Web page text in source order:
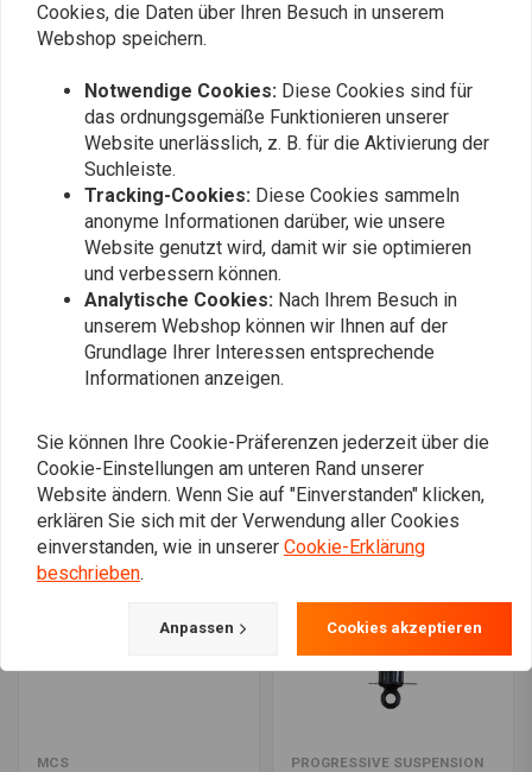
€165,57
PROGRESSIVE SUSPENSION
Stoßdämpfersatz Der
FL/FLH/FX/FXWG
KODLIN
MCS PROGRESSIVE SUSPENSION
Cookies, die Daten über Ihren Besuch in unserem
Webshop speichern.
Notwendige Cookies: Diese Cookies sind für
das ordnungsgemäße Funktionieren unserer
Website unerlässlich, z. B. für die Aktivierung der
Suchleiste.
Tracking-Cookies: Diese Cookies sammeln
anonyme Informationen darüber, wie unsere
Website genutzt wird, damit wir sie optimieren
und verbessern können.
Analytische Cookies: Nach Ihrem Besuch in
unserem Webshop können wir Ihnen auf der
Grundlage Ihrer Interessen entsprechende
Informationen anzeigen.
Sie können Ihre Cookie-Präferenzen jederzeit über die
Cookie-Einstellungen am unteren Rand unserer
Website ändern. Wenn Sie auf "Einverstanden" klicken,
erklären Sie sich mit der Verwendung aller Cookies
einverstanden, wie in unserer Cookie-Erklärung
beschrieben.
Anpassen Cookies akzeptieren